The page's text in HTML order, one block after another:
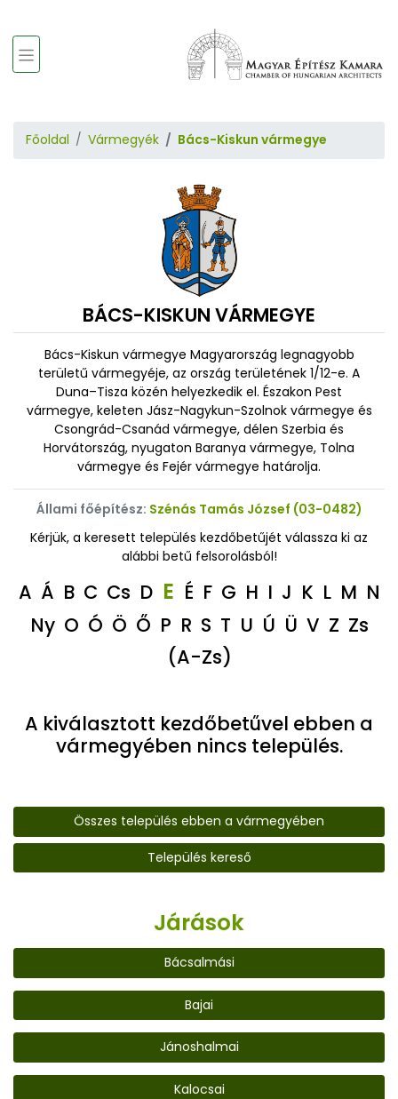
Főoldal Vármegyék Bács-Kiskun vármegye
BÁCS-KISKUN VÁRMEGYE
Bács-Kiskun vármegye Magyarország legnagyobb
területű vármegyéje, az ország területének 1/12-e. A
Duna–Tisza közén helyezkedik el. Északon Pest
vármegye, keleten Jász-Nagykun-Szolnok vármegye és
Csongrád-Csanád vármegye, délen Szerbia és
Horvátország, nyugaton Baranya vármegye, Tolna
vármegye és Fejér vármegye határolja.
Állami főépítész: Szénás Tamás József (03-0482)
Kérjük, a keresett település kezdőbetűjét válassza ki az
alábbi betű felsorolásból!
A Á B C Cs D E É F G H I J K L M N
Ny O Ó Ö Ő P R S T U Ú Ü V Z Zs
(A-Zs)
A kiválasztott kezdőbetűvel ebben a
vármegyében nincs település.
Összes település ebben a vármegyében
Település kereső
Járások
Bácsalmási
Bajai
Jánoshalmai
Kalocsai